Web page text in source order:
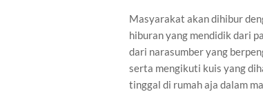
Masyarakat akan dihibur
hiburan yang mendidik dari
dari narasumber yang
serta mengikuti kuis yang
tinggal di rumah aja dalam